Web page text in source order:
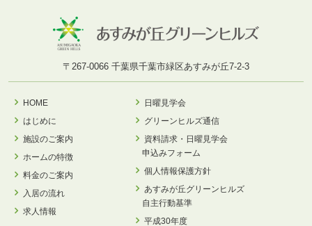
〒267-0066 千葉県千葉市緑区あすみが丘7-2-3
HOME
はじめに
施設のご案内
ホームの特徴
料金のご案内
入居の流れ
求人情報
日曜見学会
グリーンヒルズ通信
資料請求・日曜見学会
申込みフォーム
個人情報保護方針
あすみが丘グリーンヒルズ
自主行動基準
平成30年度